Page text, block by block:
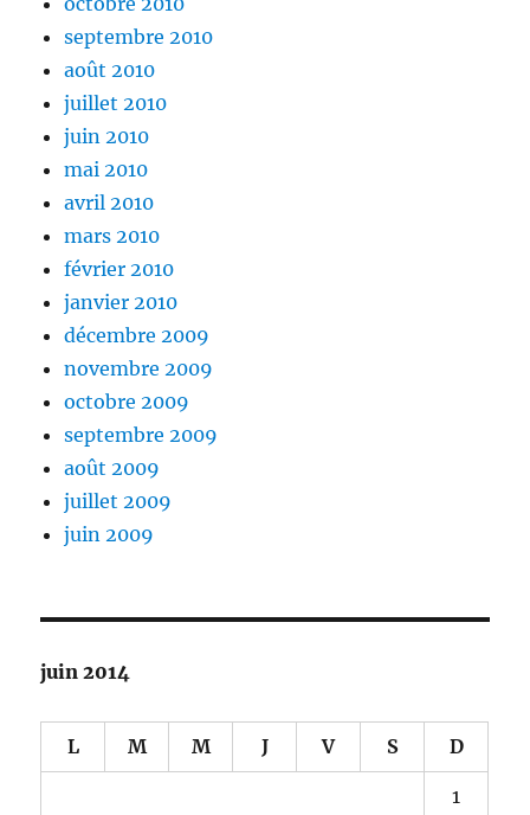
septembre 2010
août 2010
juillet 2010
juin 2010
mai 2010
avril 2010
mars 2010
février 2010
janvier 2010
décembre 2009
novembre 2009
octobre 2009
septembre 2009
août 2009
juillet 2009
juin 2009
juin 2014
L M M J V S D
1